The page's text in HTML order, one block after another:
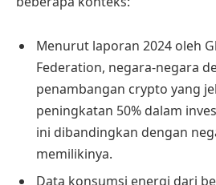
Menurut laporan 2024 oleh
Federation, negara-negara
penambangan crypto yang
peningkatan 50% dalam
ini dibandingkan dengan
memilikinya.
Data konsumsi energi dari